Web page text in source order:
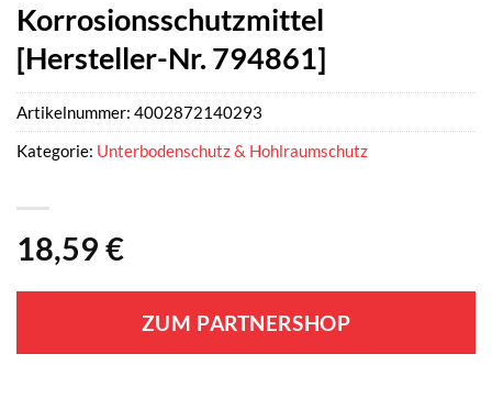
Korrosionsschutzmittel
[Hersteller-Nr. 794861]
18,59 €
ZUM PARTNERSHOP
Artikelnummer: 4002872140293
Kategorie: Unterbodenschutz & Hohlraumschutz